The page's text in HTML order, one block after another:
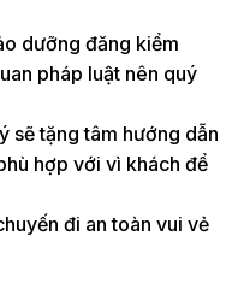
dưỡng đăng kiểm
pháp luật nên quý
sẽ tặng tâm hướng dẫn
hợp với vì khách để
đi an toàn vui vẻ